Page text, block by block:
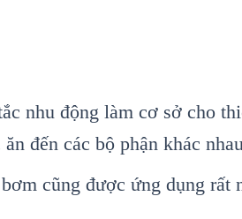
nhu động làm cơ sở cho
đến các bộ phận khác
cũng được ứng dụng rất